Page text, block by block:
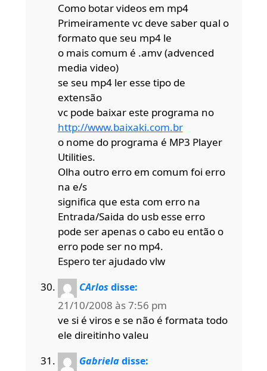
Como botar videos em mp4
Primeiramente vc deve saber qual o
formato que seu mp4 le
o mais comum é .amv (advenced
media video)
se seu mp4 ler esse tipo de
extensão
vc pode baixar este programa no
http://www.baixaki.com.br
o nome do programa é MP3 Player
Utilities.
Olha outro erro em comum foi erro
na e/s
significa que esta com erro na
Entrada/Saida do usb esse erro
pode ser apenas o cabo eu então o
erro pode ser no mp4.
Espero ter ajudado vlw
CArlos disse:
21/10/2008 às 7:56 pm
ve si é viros e se não é formata todo
ele direitinho valeu
Gabriela disse: